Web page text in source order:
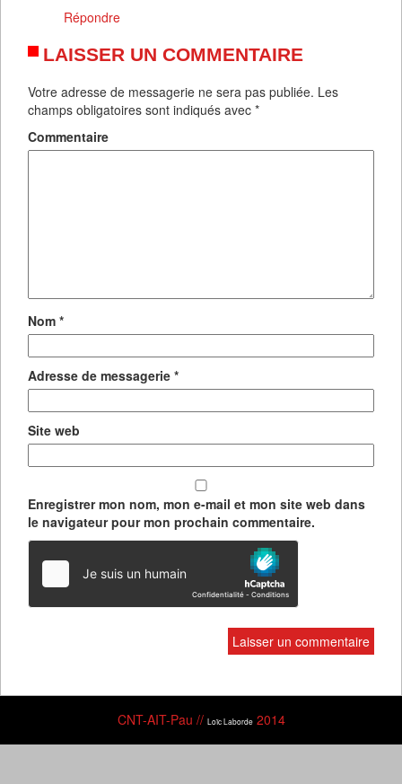
Répondre
LAISSER UN COMMENTAIRE
Votre adresse de messagerie ne sera pas publiée. Les
champs obligatoires sont indiqués avec *
Commentaire
Nom *
Adresse de messagerie *
Site web
Enregistrer mon nom, mon e-mail et mon site web dans
le navigateur pour mon prochain commentaire.
CNT-AIT-Pau // Loïc Laborde2014